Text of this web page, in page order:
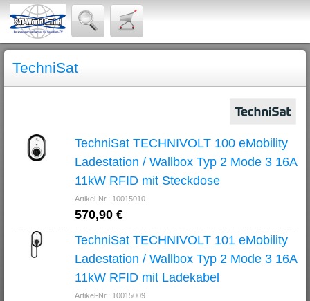
TechniSat
TechniSat TECHNIVOLT 100 eMobility
Ladestation / Wallbox Typ 2 Mode 3 16A
11kW RFID mit Steckdose
Artikel-Nr.: 10015010
570,90 €
TechniSat TECHNIVOLT 101 eMobility
Ladestation / Wallbox Typ 2 Mode 3 16A
11kW RFID mit Ladekabel
Artikel-Nr.: 10015009